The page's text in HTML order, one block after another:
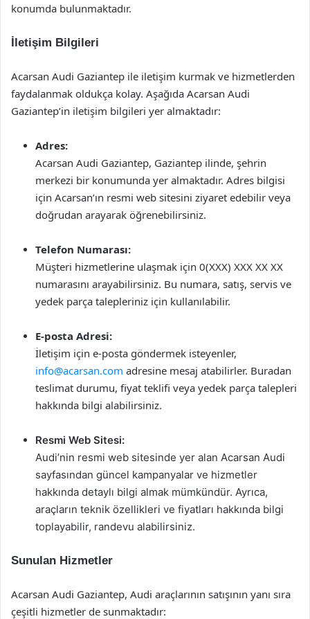
konumda bulunmaktadır.
İletişim Bilgileri
Acarsan Audi Gaziantep ile iletişim kurmak ve hizmetlerden
faydalanmak oldukça kolay. Aşağıda Acarsan Audi
Gaziantep’in iletişim bilgileri yer almaktadır:
Adres:
Acarsan Audi Gaziantep, Gaziantep ilinde, şehrin
merkezi bir konumunda yer almaktadır. Adres bilgisi
için Acarsan’ın resmi web sitesini ziyaret edebilir veya
doğrudan arayarak öğrenebilirsiniz.
Telefon Numarası:
Müşteri hizmetlerine ulaşmak için 0(XXX) XXX XX XX
numarasını arayabilirsiniz. Bu numara, satış, servis ve
yedek parça talepleriniz için kullanılabilir.
E-posta Adresi:
İletişim için e-posta göndermek isteyenler,
info@acarsan.com adresine mesaj atabilirler. Buradan
teslimat durumu, fiyat teklifi veya yedek parça talepleri
hakkında bilgi alabilirsiniz.
Resmi Web Sitesi:
Audi’nin resmi web sitesinde yer alan Acarsan Audi
sayfasından güncel kampanyalar ve hizmetler
hakkında detaylı bilgi almak mümkündür. Ayrıca,
araçların teknik özellikleri ve fiyatları hakkında bilgi
toplayabilir, randevu alabilirsiniz.
Sunulan Hizmetler
Acarsan Audi Gaziantep, Audi araçlarının satışının yanı sıra
çeşitli hizmetler de sunmaktadır: